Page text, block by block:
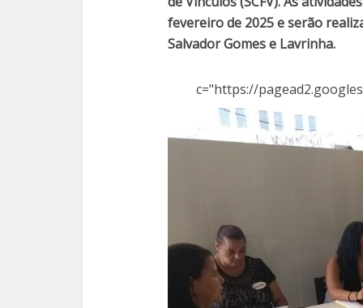
fevereiro de 2025 e serão
Salvador Gomes e Lavrinha.
c="https://